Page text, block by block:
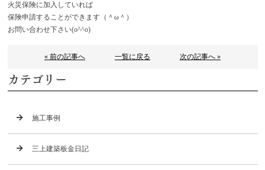
火災保険に加入していれば
保険申請することができます（＾ω＾）
お問い合わせ下さい(o^^o)
« 前の記事へ 一覧に戻る 次の記事へ »
カテゴリー
施工事例
三上建築板金日記